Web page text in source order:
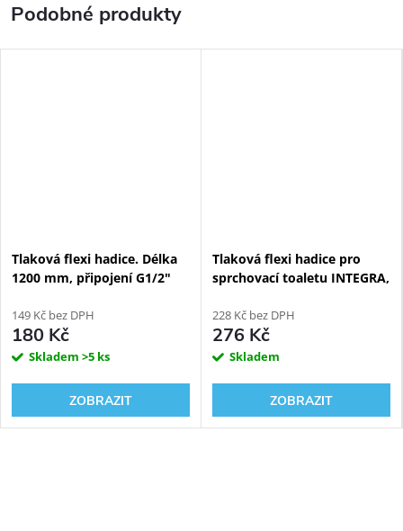
Tlaková flexi hadice. Délka
1200 mm, připojení G1/2"
149 Kč bez DPH
180 Kč
Skladem >5 ks
ZOBRAZIT
Tlaková flexi hadice pro
sprchovací toaletu INTEGRA,
G1/2" x G3/8"
228 Kč bez DPH
276 Kč
Skladem
ZOBRAZIT